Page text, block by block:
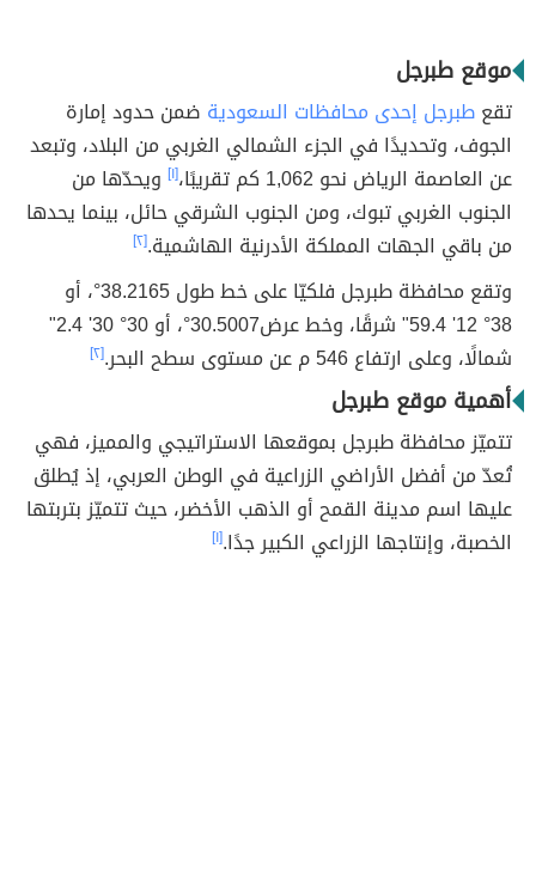
موقع طبرجل
تقعطبرجل إحدى محافظات السعودية ضمن حدود إمارة
الجوف، وتحديدًا في الجزء الشمالي الغربي من البلاد، وتبعد
عن العاصمة الرياض نحو 1,062 كم تقريبًا،
[١] ويحدّها من
الجنوب الغربي تبوك، ومن الجنوب الشرقي حائل، بينما يحدها
من باقي الجهات المملكة الأدرنية الهاشمية.[٢]
وتقع محافظة طبرجل فلكيّا على خط طول 38.2165°، أو
38° 12' 59.4" شرقًا، وخط عرض30.5007°، أو 30° 30' 2.4"
شمالًا، وعلى ارتفاع 546 م عن مستوى سطح البحر.
[٢]
أهمية موقع طبرجل
تتميّز محافظة طبرجل بموقعها الاستراتيجي والمميز، فهي
تُعدّ من أفضل الأراضي الزراعية في الوطن العربي، إذ يُطلق
عليها اسم مدينة القمح أو الذهب الأخضر، حيث تتميّز بتربتها
الخصبة، وإنتاجها الزراعي الكبير جدًا.[١]